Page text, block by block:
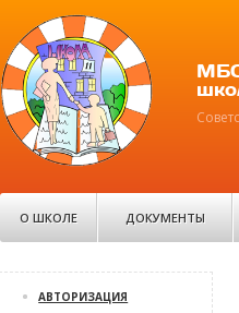
О ШКОЛЕ ДОКУМЕНТЫ
АВТОРИЗАЦИЯ